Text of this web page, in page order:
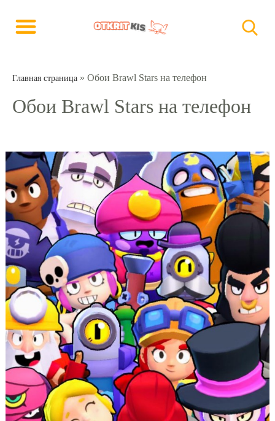
Главная страница » Обои Brawl Stars на телефон
Обои Brawl Stars на телефон